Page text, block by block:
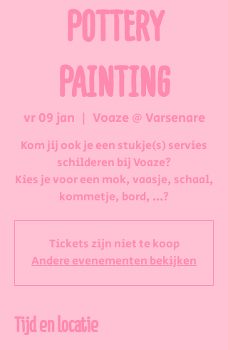
POTTERY
PAINTING
vr 09 jan
  |
Voaze @ Varsenare
Kom jij ook je een stukje(s) servies
schilderen bij Voaze?
Kies je voor een mok, vaasje, schaal,
kommetje, bord, ...?
Tickets zijn niet te koop
Andere evenementen bekijken
Tijd en locatie